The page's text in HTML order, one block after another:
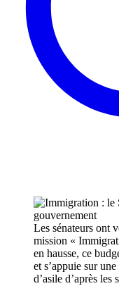
Les sénateurs ont
mission «
en hausse, ce
et s’appuie sur
d’asile d’après les